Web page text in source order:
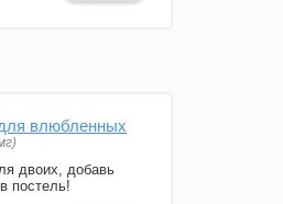
влюбленных
двоих, добавь
постель!